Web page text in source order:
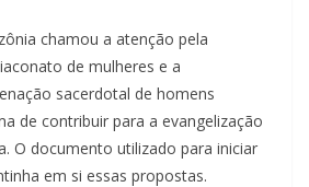
chamou a atenção pela
de mulheres e a
sacerdotal de homens
de contribuir para a evangelização
O documento utilizado para iniciar
em si essas propostas.